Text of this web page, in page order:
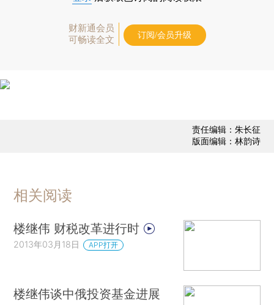
财新通会员
可畅读全文
订阅/会员升级
责任编辑：朱长征
版面编辑：林韵诗
相关阅读
楼继伟 财税改革进行时
2013年03月18日 APP打开
楼继伟谈中俄投资基金进展